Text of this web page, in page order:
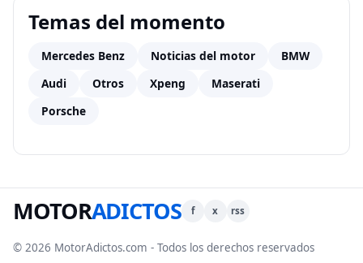
Temas del momento
Mercedes Benz Noticias del motor
BMW
Audi
Otros Xpeng
Maserati
Porsche
MOTORADICTOS f x rss
© 2026 MotorAdictos.com - Todos los derechos reservados